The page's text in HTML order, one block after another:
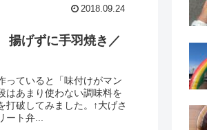
2018.09.24
揚げずに手羽焼き／
っていると「味付けがマン
はあまり使わない調味料を
打破してみました。↑大げさ
ト弁...